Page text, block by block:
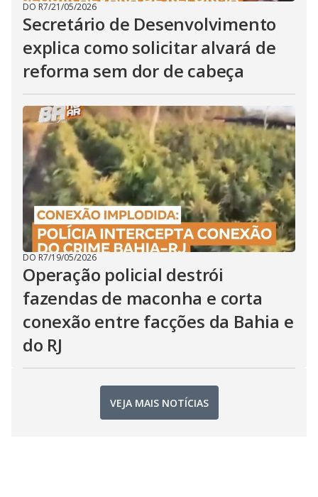
DO R7/21/05/2026
Secretário de Desenvolvimento
explica como solicitar alvará de
reforma sem dor de cabeça
DO R7/19/05/2026
Operação policial destrói
fazendas de maconha e corta
conexão entre facções da Bahia e
do RJ
VEJA MAIS NOTÍCIAS